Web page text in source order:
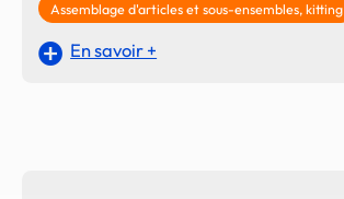
Assemblage d'articles et sous-ensembles, kitting
En savoir +